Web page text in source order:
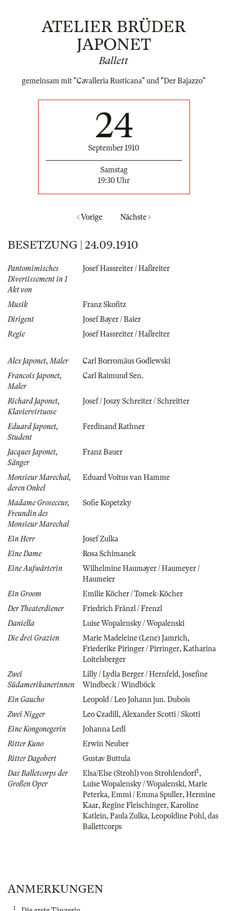
ATELIER BRÜDER
JAPONET
Ballett
gemeinsam mit "Cavalleria Rusticana" und "Der Bajazzo"
24
September 1910
Samstag
19:30 Uhr
Vorige Nächste
BESETZUNG | 24.09.1910
Pantomimisches
Divertissement in 1
Akt von
Josef Hassreiter / Haßreiter
Musik
Franz Skofitz
Dirigent
Josef Bayer / Baier
Regie
Josef Hassreiter / Haßreiter
Alex Japonet, Maler
Carl Borromäus Godlewski
Francois Japonet,
Maler
Carl Raimund Sen.
Richard Japonet,
Klaviervirtuose
Josef / Joszy Schreiter / Schreitter
Eduard Japonet,
Student
Ferdinand Rathner
Jacques Japonet,
Sänger
Franz Bauer
Monsieur Marechal,
deren Onkel
Eduard Voitus van Hamme
Madame Groseceur,
Freundin des
Monsieur Marechal
Sofie Kopetzky
Ein Herr
Josef Zulka
Eine Dame
Rosa Schimanek
Eine Aufwärterin
Wilhelmine Haumayer / Haumeyer /
Haumeier
Ein Groom
Emilie Köcher / Tomek-Köcher
Der Theaterdiener
Friedrich Fränzl / Frenzl
Daniella
Luise Wopalensky / Wopalenski
Die drei Grazien
Marie Madeleine (Lene) Jamrich,
Friederike Piringer / Pirringer, Katharina
Loitelsberger
Zwei
Südamerikanerinnen
Lilly / Lydia Berger / Hernfeld, Josefine
Windbeck / Windböck
Ein Gaucho
Leopold / Leo Johann jun. Dubois
Zwei Nigger
Leo Czadill , Alexander Scotti / Skotti
Eine Kongonegerin
Johanna Ledl
Ritter Kuno
Erwin Neuber
Ritter Dagobert
Gustav Buttula
Das Balletcorps der
Großen Oper
Elsa/Else (Strohl) von Strohlendorf1,
Luise Wopalensky / Wopalenski, Marie
Peterka, Emmi / Emma Spuller, Hermine
Kaar, Regine Fleischinger, Karoline
Katlein, Paula Zulka, Leopoldine Pohl , das
Ballettcorps
ANMERKUNGEN
1